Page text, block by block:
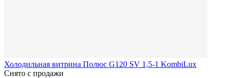
Холодильная витрина Полюс G120 SV 1,5-1 KombiLux
Снято с продажи